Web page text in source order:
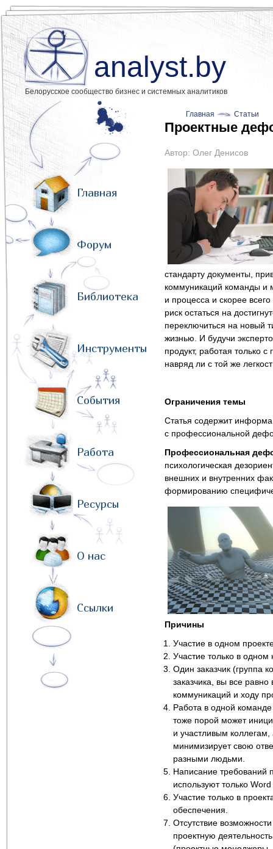
analyst.by
Белорусское сообщество бизнес и системных аналитиков
Главная
Форум
Библиотека
Инструменты
События
Работа
Ресурсы
О нас
Ссылки
Главная Статьи
Проектные
Автор: Олег Денисов
стандарту документы,
коммуникаций команды и
и процесса и скорее
риск остаться на
переключиться на новый
жизнью. И будучи
продукт, работая только
навряд ли с той же
Ограничения темы
Статья содержит
с профессиональной
Профессиональная
психологическая
внешних и внутренних
формированию
Причины
Участие в одном
Участие только в
Один заказчик (группа
заказчика, вы все
коммуникаций и ходу
Работа в одной
тоже порой может
и участливым
минимизирует свою
разными людьми.
Написание требований
используют только
Участие только в
обеспечения.
Отсутствие
проектную